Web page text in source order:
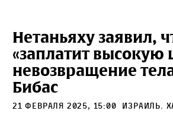
Нетаньяху заявил,
«заплатит высокую
невозвращение
Бибас
21 февраля 2025, 15:00 Израиль,